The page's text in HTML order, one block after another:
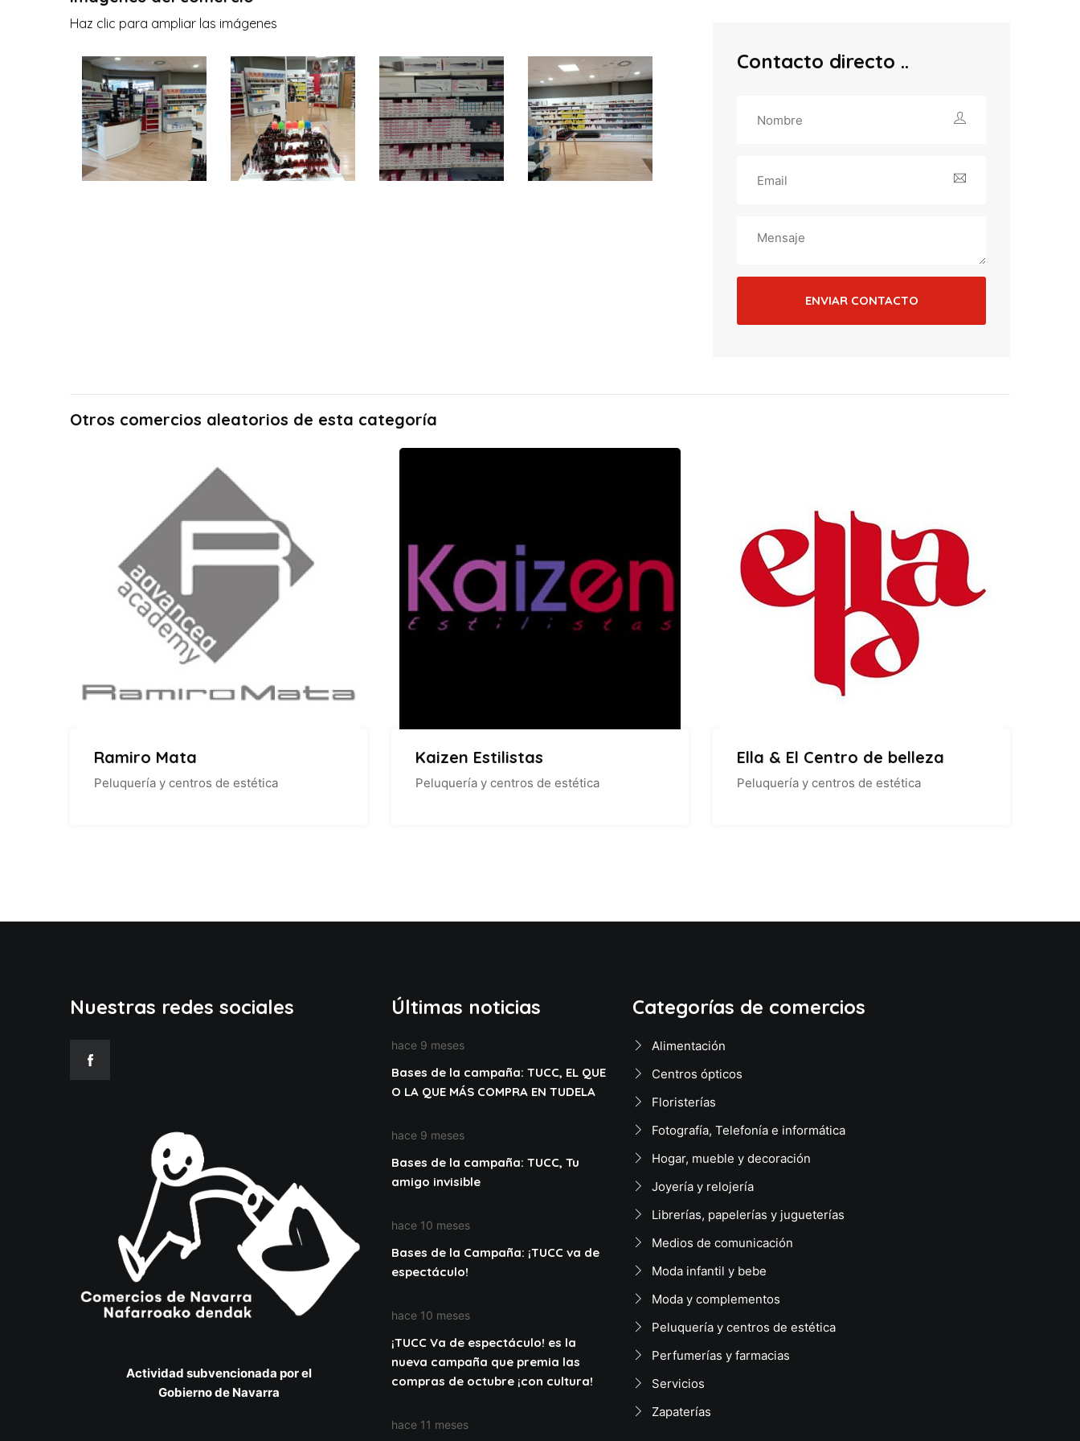
Haz clic para ampliar las imágenes
Contacto directo
ENVIAR CONTACTO
Otros comercios aleatorios de esta categoría
Ramiro Mata
Peluquería y centros de estética
Kaizen Estilistas
Peluquería y centros de estética
Ella & El Centro de belleza
Peluquería y centros de estética
Nuestras redes sociales
Actividad subvencionada por el
Gobierno de Navarra
Últimas noticias
hace 9 meses
Bases de la campaña: TUCC, EL QUE
O LA QUE MÁS COMPRA EN TUDELA
hace 9 meses
Bases de la campaña: TUCC, Tu
amigo invisible
hace 10 meses
Bases de la Campaña: ¡TUCC va de
espectáculo!
hace 10 meses
¡TUCC Va de espectáculo! es la
nueva campaña que premia las
compras de octubre ¡con cultura!
hace 11 meses
Categorías de comercios
Alimentación
Centros ópticos
Floristerías
Fotografía, Telefonía e informática
Hogar, mueble y decoración
Joyería y relojería
Librerías, papelerías y jugueterías
Medios de comunicación
Moda infantil y bebe
Moda y complementos
Peluquería y centros de estética
Perfumerías y farmacias
Servicios
Zapaterías